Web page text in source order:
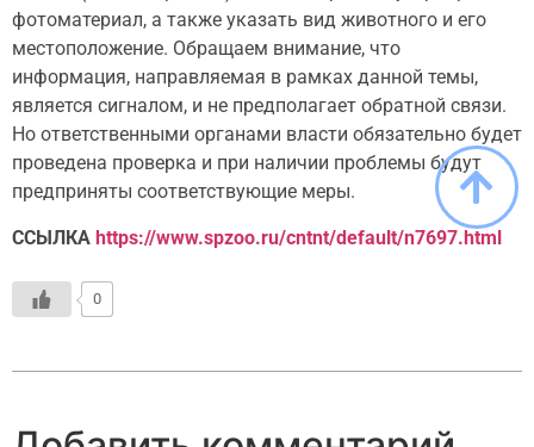
фотоматериал, а также указать вид животного и его
местоположение. Обращаем внимание, что
информация, направляемая в рамках данной темы,
является сигналом, и не предполагает обратной связи.
Но ответственными органами власти обязательно будет
проведена проверка и при наличии проблемы будут
предприняты соответствующие меры.
ССЫЛКА https://www.spzoo.ru/cntnt/default/n7697.html
0